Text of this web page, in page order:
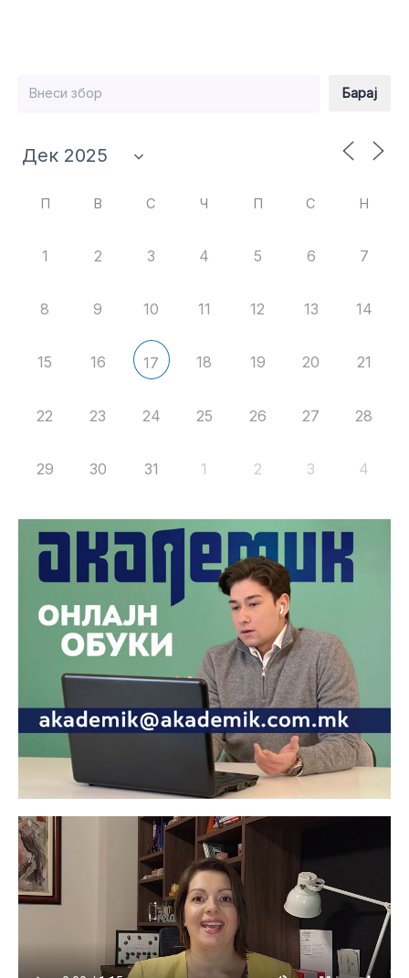
Барај
П В С Ч П С Н
1 2 3 4 5 6 7
8 9 10 11 12 13 14
15 16 17 18 19 20 21
22 23 24 25 26 27 28
29 30 31 1 2 3 4